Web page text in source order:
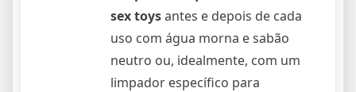
sex toysantes e depois de cada
uso com água morna e sabão
neutro ou, idealmente, com um
limpador específico para